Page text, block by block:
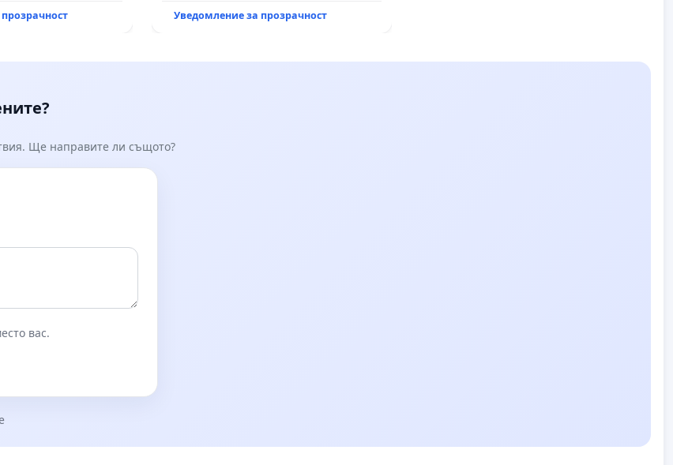
републиканския път между пътен
Уведомление за прозрачност
Ще направите ли същото?
вас.